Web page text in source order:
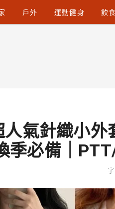
戶外 運動健身 飲
氣針織小外
季必備｜